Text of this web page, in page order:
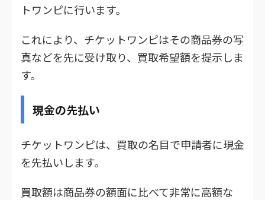
トワンピに行います。
これにより、チケットワンピはその商品券の写
真などを先に受け取り、買取希望額を提示しま
す。
現金の先払い
チケットワンピは、買取の名目で申請者に現金
を先払いします。
買取額は商品券の額面に比べて非常に高額な